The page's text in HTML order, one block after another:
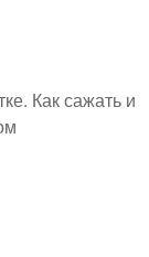
Как сажать и